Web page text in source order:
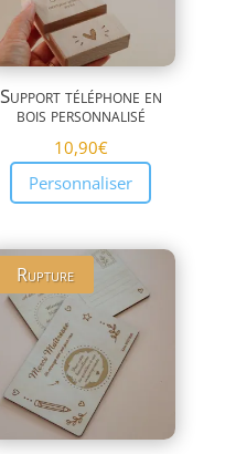
Support téléphone en
bois personnalisé
10,90€
Personnaliser
Rupture